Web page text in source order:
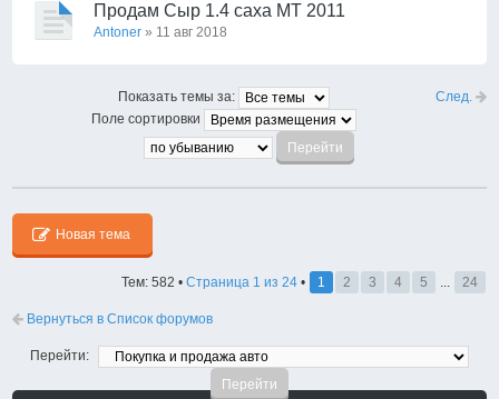
Продам Сыр 1.4 caxa МТ 2011
Antoner » 11 авг 2018
След.
Показать темы за:
Поле сортировки
Новая тема
Тем: 582 • Страница 1 из 24• 1 2 3 4 5 ... 24
Вернуться в Список форумов
Перейти: